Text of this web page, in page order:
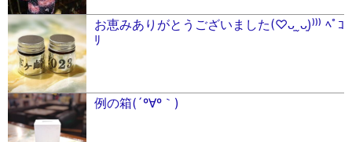
お恵みありがとうございました(♡ᴗ͈ˬᴗ͈)⁾⁾⁾ ﾍﾟｺ
ﾘ
例の箱(´º∀º｀)